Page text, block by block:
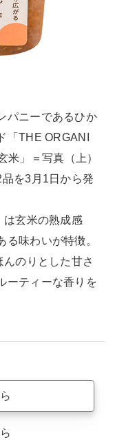
パニーであるひか
「THE ORGANI
米」＝写真（上）
を3月1日から発
は玄米の熟成感
る味わいが特徴。
んのりとした甘さ
ーティーな香りを